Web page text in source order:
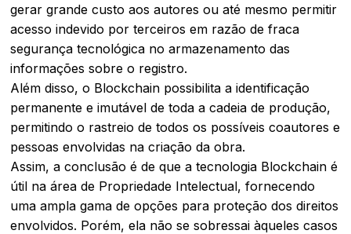
gerar grande custo aos autores ou até mesmo permitir
acesso indevido por terceiros em razão de fraca
segurança tecnológica no armazenamento das
informações sobre o registro.
Além disso, o Blockchain possibilita a identificação
permanente e imutável de toda a cadeia de produção,
permitindo o rastreio de todos os possíveis coautores e
pessoas envolvidas na criação da obra.
Assim, a conclusão é de que a tecnologia Blockchain é
útil na área de Propriedade Intelectual, fornecendo
uma ampla gama de opções para proteção dos direitos
envolvidos. Porém, ela não se sobressai àqueles casos